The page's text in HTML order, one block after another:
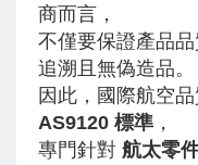
商而言，
不僅要保證產品
追溯且無偽造品。
因此，國際航空
AS9120 標準 ，
專門針對 航太零